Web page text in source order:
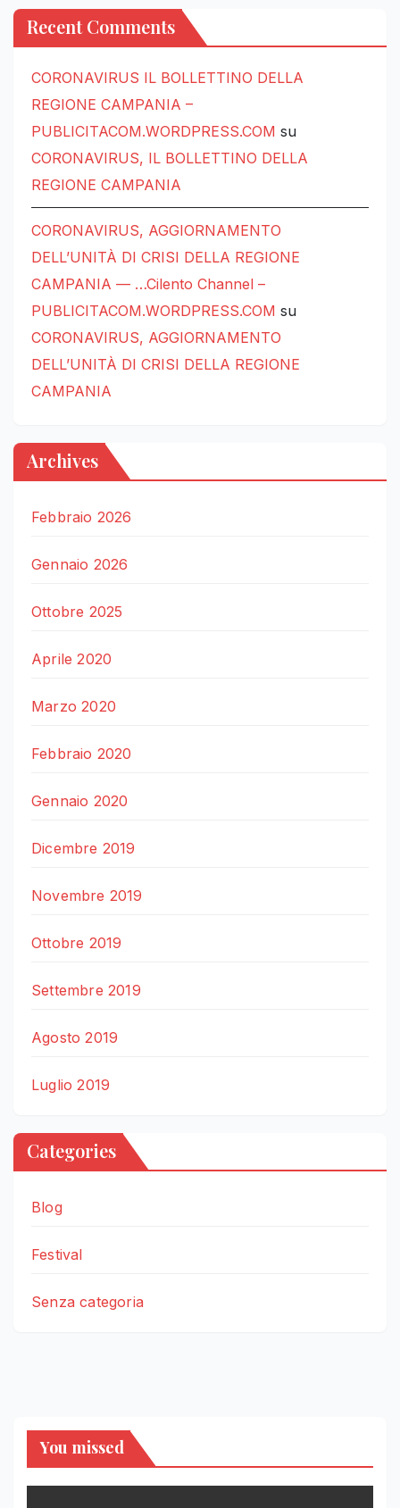
Recent Comments
CORONAVIRUS IL BOLLETTINO DELLA
REGIONE CAMPANIA –
PUBLICITACOM.WORDPRESS.COM su
CORONAVIRUS, IL BOLLETTINO DELLA
REGIONE CAMPANIA
CORONAVIRUS, AGGIORNAMENTO
DELL’UNITÀ DI CRISI DELLA REGIONE
CAMPANIA — …Cilento Channel –
PUBLICITACOM.WORDPRESS.COM su
CORONAVIRUS, AGGIORNAMENTO
DELL’UNITÀ DI CRISI DELLA REGIONE
CAMPANIA
Archives
Febbraio 2026
Gennaio 2026
Ottobre 2025
Aprile 2020
Marzo 2020
Febbraio 2020
Gennaio 2020
Dicembre 2019
Novembre 2019
Ottobre 2019
Settembre 2019
Agosto 2019
Luglio 2019
Categories
Blog
Festival
Senza categoria
You missed